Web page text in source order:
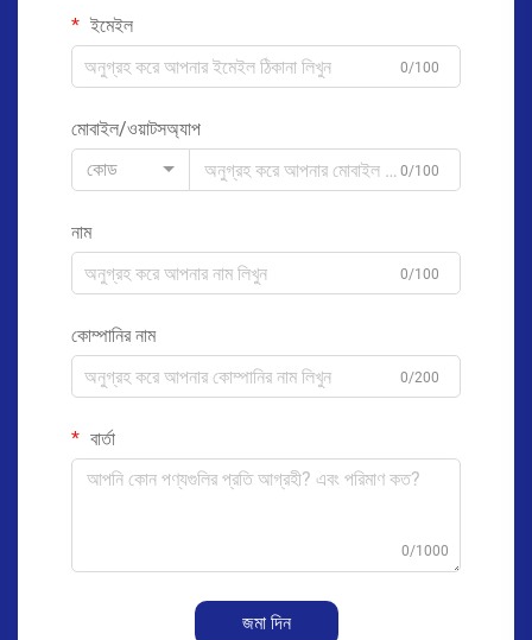
ইমেইল
0/100
মোবাইল/ওয়াটসঅ্যাপ
কোড
0/100
নাম
0/100
কোম্পানির নাম
0/200
বার্তা
0/1000
জমা দিন